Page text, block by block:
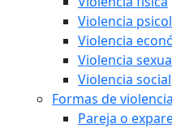
Violencia
Violencia
Violencia
Violencia social
Formas de violencia
Pareja o